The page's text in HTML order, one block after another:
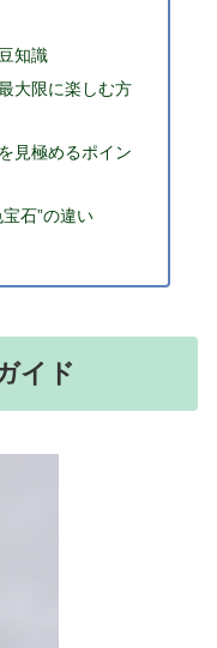
知識
大限に楽しむ方
見極めるポイン
石”の違い
イド